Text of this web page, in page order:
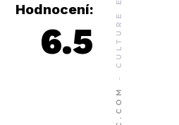
Hodnocení:
6.5